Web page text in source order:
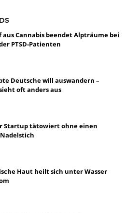
Cannabis beendet Alpträume bei
PTSD-Patienten
Deutsche will auswandern –
oft anders aus
Startup tätowiert ohne einen
Haut heilt sich unter Wasser